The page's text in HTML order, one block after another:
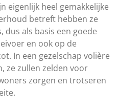
eigenlijk heel gemakkelijke
betreft hebben ze
dus als basis een goede
en ook op de
In een gezelschap volière
ze zullen zelden voor
zorgen en trotseren